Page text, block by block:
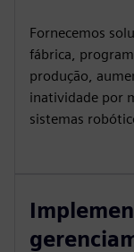
Fornecemos
fábrica,
produção,
inatividade por
sistemas